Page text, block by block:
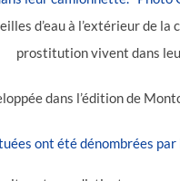
d’eau à l’extérieur de
prostitution vivent dans
dans l’édition de